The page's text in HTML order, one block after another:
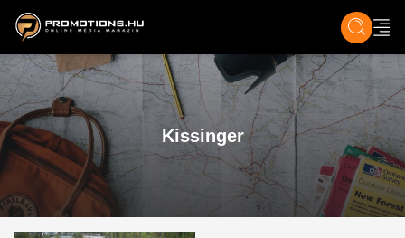
ZENE, FILM & KULT ÉLET TECH &
Kissinger